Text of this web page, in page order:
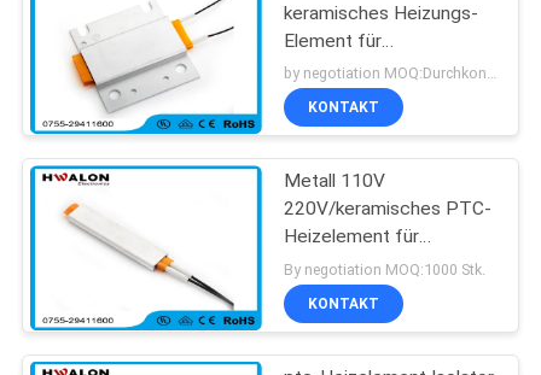
keramisches Heizungs-
Element für
Handtrockner mit
Edelstahl-Wohnung
by negotiation MOQ:Durchkontaktierung
KONTAKT
Metall 110V
220V/keramisches PTC-
Heizelement für
Haushaltsgeräte
By negotiation MOQ:1000 Stk.
KONTAKT